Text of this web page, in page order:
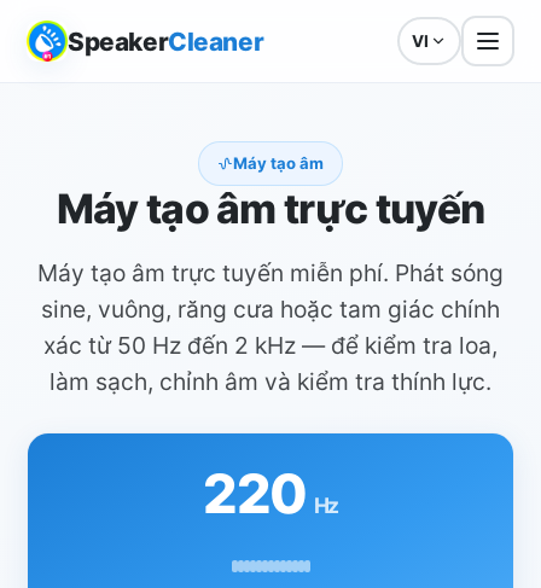
SpeakerCleaner VI
Máy tạo âm
Máy tạo âm trực tuyến
Máy tạo âm trực tuyến miễn phí. Phát sóng
sine, vuông, răng cưa hoặc tam giác chính
xác từ 50 Hz đến 2 kHz — để kiểm tra loa,
làm sạch, chỉnh âm và kiểm tra thính lực.
220 Hz